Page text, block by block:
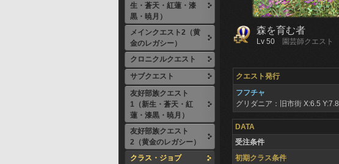
生・蒼天・紅蓮・漆
黒・暁月）
メインクエスト2（黄
金のレガシー）
クロニクルクエスト
サブクエスト
友好部族クエスト
1（新生・蒼天・紅
蓮・漆黒・暁月）
友好部族クエスト
2（黄金のレガシー）
クラス・ジョブ
森を育む者
Lv 50
園芸師クエスト
クエスト発行
フフチャ
グリダニア：旧市街 X:6.5 Y:7.8
DATA
受注条件
初期クラス条件